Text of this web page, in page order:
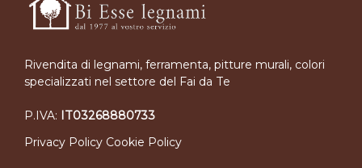
Rivendita di legnami, ferramenta, pitture murali, colori
specializzati nel settore del Fai da Te
P.IVA: IT03268880733
Privacy Policy Cookie Policy